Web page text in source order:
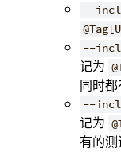
--
--
记为
同时
--
记为
有的测